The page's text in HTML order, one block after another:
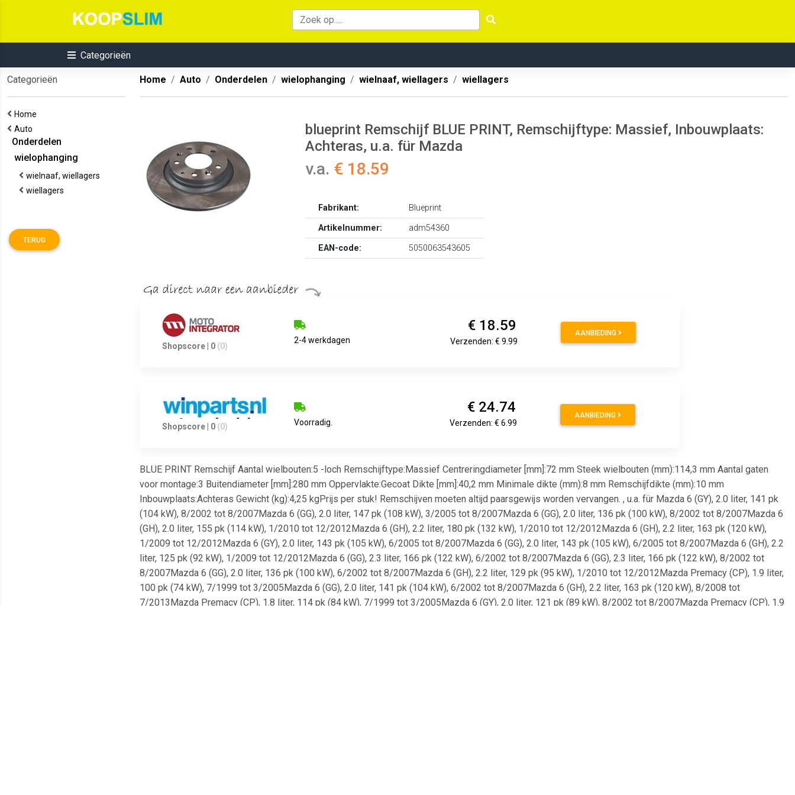
Categorieën
Categorieën
Home
Auto
Onderdelen
wielophanging
wielnaaf, wiellagers
wiellagers
TERUG
Home Auto Onderdelen wielophanging wielnaaf, wiellagers wiellagers
blueprint Remschijf BLUE PRINT, Remschijftype: Massief, Inbouwplaats:
Achteras, u.a. für Mazda
v.a. € 18.59
Fabrikant:
Blueprint
Artikelnummer:
adm54360
EAN-code:
5050063543605
Shopscore | 0 (0)
2-4 werkdagen
€ 18.59
Verzenden: € 9.99
AANBIEDING
Shopscore | 0 (0) Voorradig.
€ 24.74
Verzenden: € 6.99
AANBIEDING
BLUE PRINT Remschijf Aantal wielbouten:5 -loch Remschijftype:Massief Centreringdiameter [mm]:72 mm Steek wielbouten (mm):114,3 mm Aantal gaten
voor montage:3 Buitendiameter [mm]:280 mm Oppervlakte:Gecoat Dikte [mm]:40,2 mm Minimale dikte (mm):8 mm Remschijfdikte (mm):10 mm
Inbouwplaats:Achteras Gewicht (kg):4,25 kgPrijs per stuk! Remschijven moeten altijd paarsgewijs worden vervangen. , u.a. für Mazda 6 (GY), 2.0 liter, 141 pk
(104 kW), 8/2002 tot 8/2007Mazda 6 (GG), 2.0 liter, 147 pk (108 kW), 3/2005 tot 8/2007Mazda 6 (GG), 2.0 liter, 136 pk (100 kW), 8/2002 tot 8/2007Mazda 6
(GH), 2.0 liter, 155 pk (114 kW), 1/2010 tot 12/2012Mazda 6 (GH), 2.2 liter, 180 pk (132 kW), 1/2010 tot 12/2012Mazda 6 (GH), 2.2 liter, 163 pk (120 kW),
1/2009 tot 12/2012Mazda 6 (GY), 2.0 liter, 143 pk (105 kW), 6/2005 tot 8/2007Mazda 6 (GG), 2.0 liter, 143 pk (105 kW), 6/2005 tot 8/2007Mazda 6 (GH), 2.2
liter, 125 pk (92 kW), 1/2009 tot 12/2012Mazda 6 (GG), 2.3 liter, 166 pk (122 kW), 6/2002 tot 8/2007Mazda 6 (GG), 2.3 liter, 166 pk (122 kW), 8/2002 tot
8/2007Mazda 6 (GG), 2.0 liter, 136 pk (100 kW), 6/2002 tot 8/2007Mazda 6 (GH), 2.2 liter, 129 pk (95 kW), 1/2010 tot 12/2012Mazda Premacy (CP), 1.9 liter,
100 pk (74 kW), 7/1999 tot 3/2005Mazda 6 (GG), 2.0 liter, 141 pk (104 kW), 6/2002 tot 8/2007Mazda 6 (GH), 2.2 liter, 163 pk (120 kW), 8/2008 tot
7/2013Mazda Premacy (CP), 1.8 liter, 114 pk (84 kW), 7/1999 tot 3/2005Mazda 6 (GY), 2.0 liter, 121 pk (89 kW), 8/2002 tot 8/2007Mazda Premacy (CP), 1.9